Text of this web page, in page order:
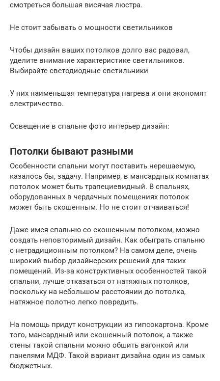
смотреться большая висячая люстра.
Не стоит забывать о мощности светильников
Чтобы дизайн ваших потолков долго вас радовал,
уделите внимание характеристике светильников.
Выбирайте светодиодные светильники
У них наименьшая температура нагрева и они экономят
электричество.
Освещение в спальне фото интерьер дизайн:
Потолки бывают разными
Особенности спальни могут поставить нерешаемую,
казалось бы, задачу. Например, в мансардных комнатах
потолок может быть трапециевидный. В спальнях,
оборудованных в чердачных помещениях потолок
может быть скошенным. Но не стоит отчаиваться!
Даже имея спальню со скошенным потолком, можно
создать неповторимый дизайн. Как обыграть спальню
с нетрадиционным потолком? На самом деле, очень
широкий выбор дизайнерских решений для таких
помещений. Из-за конструктивных особенностей такой
спальни, лучше отказаться от натяжных потолков,
поскольку на небольшом расстоянии до потолка,
натяжное полотно легко повредить.
На помощь придут конструкции из гипсокартона. Кроме
того, мансардный или скошенный потолок, а также
стены такой спальни можно обшить вагонкой или
панелями МДФ. Такой вариант дизайна один из самых
бюджетных.